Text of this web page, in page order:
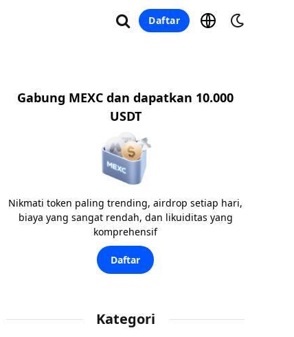
Daftar
Gabung MEXC dan dapatkan 10.000
USDT
Nikmati token paling trending, airdrop setiap hari,
biaya yang sangat rendah, dan likuiditas yang
komprehensif
Daftar
Kategori